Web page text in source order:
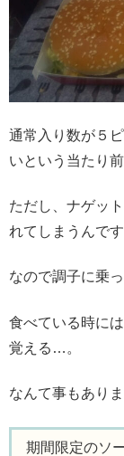
通常入り数が５
いという当たり
ただし、ナゲッ
れてしまうんです
なので調子に乗
食べている時に
覚える…。
なんて事もありま
期間限定のソ